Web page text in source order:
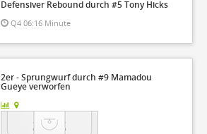
Defensiver Rebound durch #5 Tony Hicks
Q4 06:16 Minute
2er - Sprungwurf durch #9 Mamadou
Gueye verworfen